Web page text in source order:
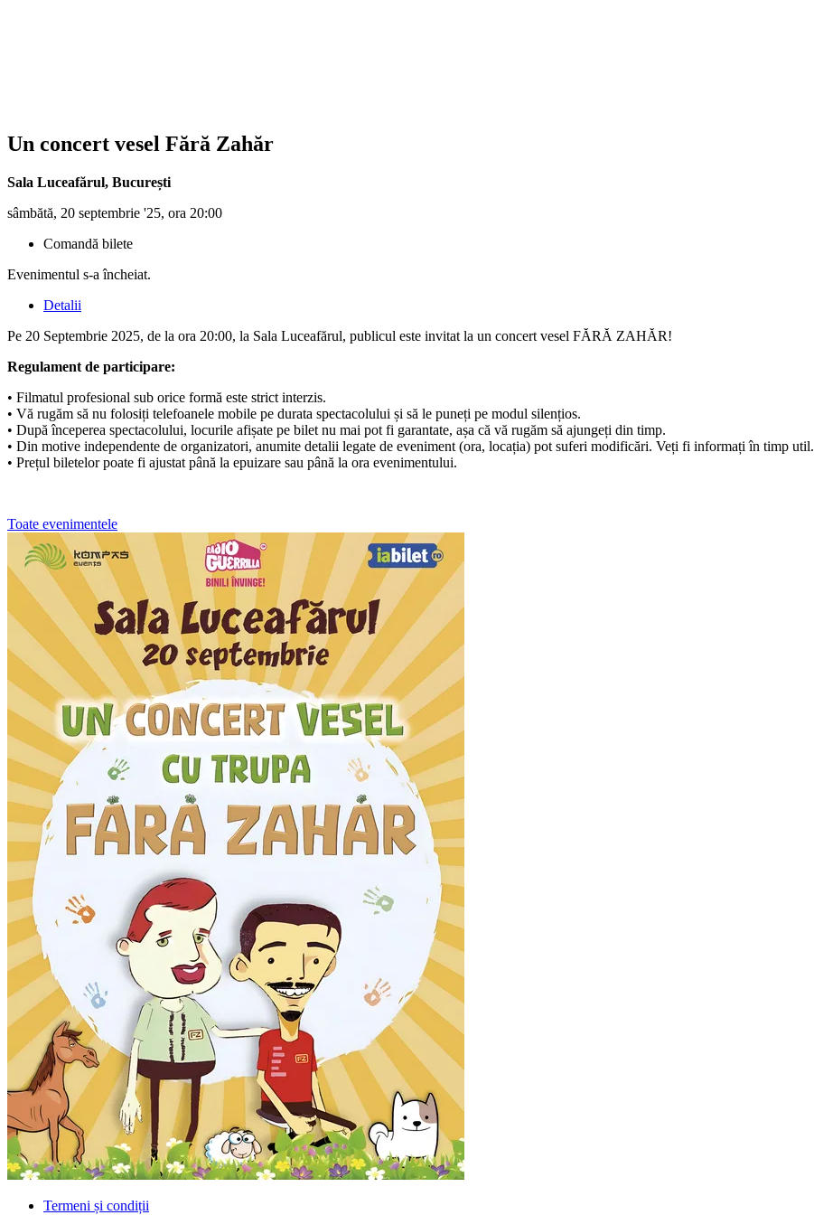
Un concert vesel Fără Zahăr
Sala Luceafărul, București
sâmbătă, 20 septembrie '25, ora 20:00
Comandă bilete
Evenimentul s-a încheiat.
Detalii
Pe 20 Septembrie 2025, de la ora 20:00, la Sala Luceafărul, publicul este invitat la un concert vesel FĂRĂ ZAHĂR!
Regulament de participare:
• Filmatul profesional sub orice formă este strict interzis.
• Vă rugăm să nu folosiți telefoanele mobile pe durata spectacolului și să le puneți pe modul silențios.
• După începerea spectacolului, locurile afișate pe bilet nu mai pot fi garantate, așa că vă rugăm să ajungeți din timp.
• Din motive independente de organizatori, anumite detalii legate de eveniment (ora, locația) pot suferi modificări. Veți fi informați în timp util.
• Prețul biletelor poate fi ajustat până la epuizare sau până la ora evenimentului.
Toate evenimentele
Termeni și condiții